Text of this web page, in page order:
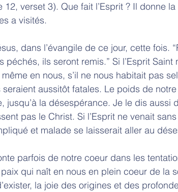
verset 3). Que fait l’Esprit ? Il donne la
a visités.
dans l’évangile de ce jour, cette fois.
ils seront remis.” Si l’Esprit Saint
en nous, s’il ne nous habitait pas
aussitôt fatales. Le poids de
jusqu’à la désespérance. Je le dis aussi
pas le Christ. Si l’Esprit ne venait
et malade se laisserait aller au
parfois de notre coeur dans les
qui naît en nous en plein coeur de la
la joie des origines et des